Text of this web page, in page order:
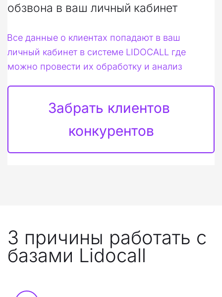
обзвона в ваш личный кабинет
Все данные о клиентах попадают в ваш
личный кабинет в системе LIDOCALL где
можно провести их обработку и анализ
Забрать клиентов
конкурентов
3 причины работать с
базами Lidocall